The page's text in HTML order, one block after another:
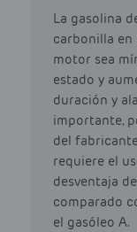
La gasolina
carbonilla en
motor sea
estado y
duración y
importante,
del
requiere el
desventaja
comparado
el gasóleo A.